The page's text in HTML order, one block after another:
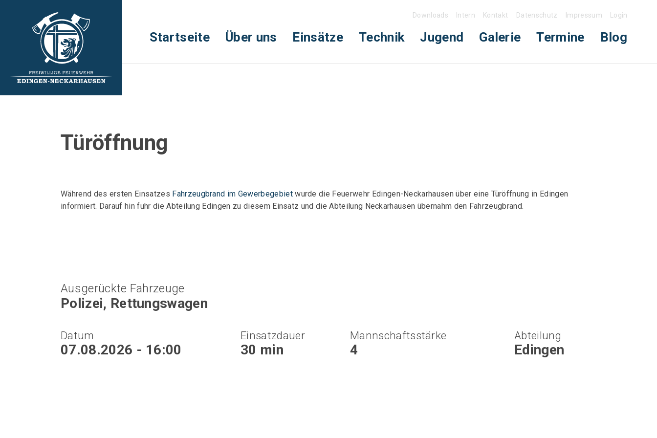
Downloads Intern Kontakt Datenschutz Impressum Login
Startseite Über uns Einsätze Technik Jugend Galerie Termine Blog
Türöffnung
Während des ersten Einsatzes Fahrzeugbrand im Gewerbegebietwurde die Feuerwehr Edingen-Neckarhausen über eine Türöffnung in Edingen
informiert. Darauf hin fuhr die Abteilung Edingen zu diesem Einsatz und die Abteilung Neckarhausen übernahm den Fahrzeugbrand.
Ausgerückte Fahrzeuge
Polizei, Rettungswagen
Datum
07.08.2026 - 16:00
Einsatzdauer
30 min
Mannschaftsstärke
4
Abteilung
Edingen